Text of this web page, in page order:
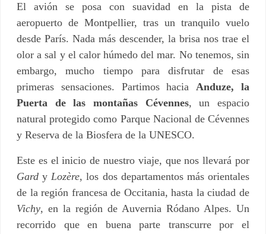
El avión se posa con suavidad en la pista de
aeropuerto de Montpellier, tras un tranquilo vuelo
desde París. Nada más descender, la brisa nos trae el
olor a sal y el calor húmedo del mar. No tenemos, sin
embargo, mucho tiempo para disfrutar de esas
primeras sensaciones. Partimos haciaAnduze, la
Puerta de las montañas Cévennes, un espacio
natural protegido como Parque Nacional de Cévennes
y Reserva de la Biosfera de la UNESCO.
Este es el inicio de nuestro viaje, que nos llevará por
Gard yLozère, los dos departamentos más orientales
de la región francesa de Occitania, hasta la ciudad de
Vichy, en la región de Auvernia Ródano Alpes. Un
recorrido que en buena parte transcurre por el